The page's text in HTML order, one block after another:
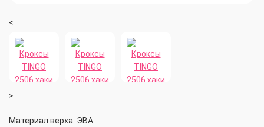
<
>
Материал верха: ЭВА